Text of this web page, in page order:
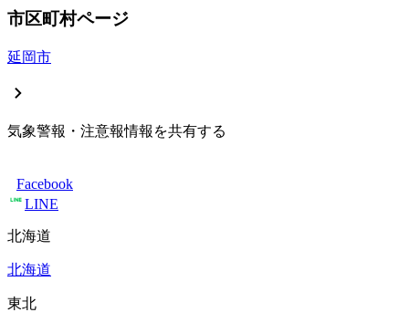
市区町村ページ
延岡市
気象警報・注意報情報を共有する
Facebook
LINE
北海道
北海道
東北